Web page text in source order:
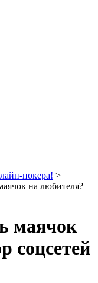
покера! >
на любителя?
маячок
соцсетей